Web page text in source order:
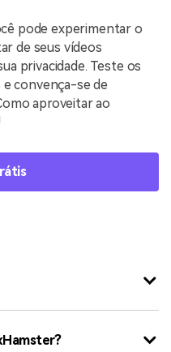
pode experimentar o
de seus vídeos
privacidade. Teste os
convença-se de
aproveitar ao